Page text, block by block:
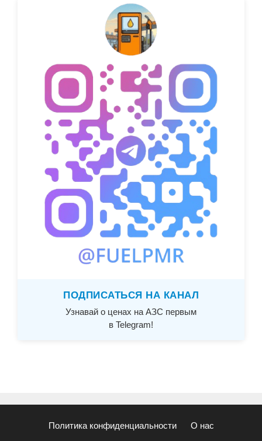
ПОДПИСАТЬСЯ НА КАНАЛ
Узнавай о ценах на АЗС первым
в Telegram!
Политика конфиденциальности О нас